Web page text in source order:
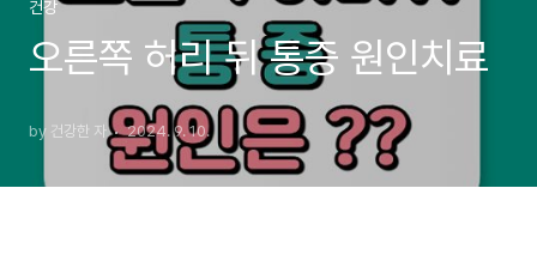
건강
오른쪽 허리 뒤 통증 원인치료
by 건강한 자 2024. 9. 10.